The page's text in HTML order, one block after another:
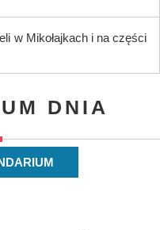
w Mikołajkach i na części
DNIA